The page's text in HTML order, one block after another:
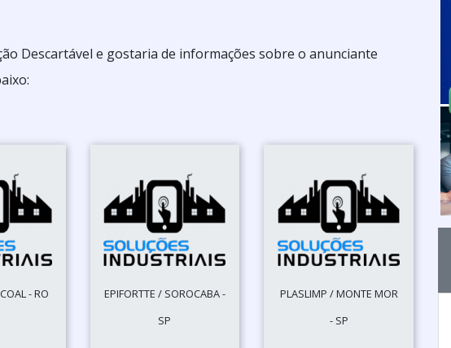
Descartável e gostaria de informações sobre o anunciante
- RO
EPIFORTTE / SOROCABA -
SP
PLASLIMP / MONTE MOR
- SP